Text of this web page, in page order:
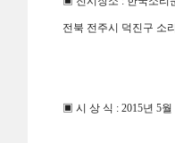
전북 전주시 덕진구 소
▣ 시 상 식 : 2015년 5월